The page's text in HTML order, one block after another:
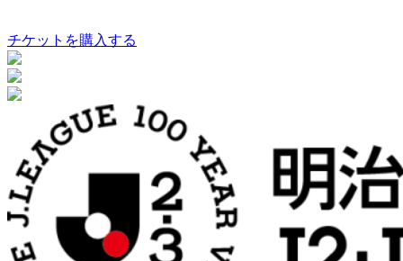
チケットを購入する